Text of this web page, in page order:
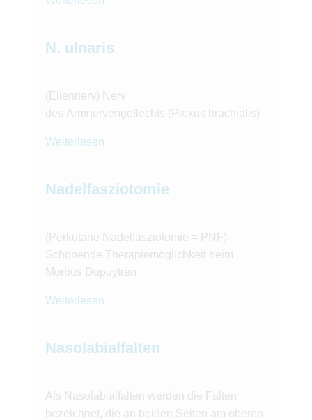
N. ulnaris
(Ellennerv) Nerv
des Armnervengeflechts (Plexus brachialis)
Weiterlesen
Nadelfasziotomie
(Perkutane Nadelfasziotomie = PNF)
Schonende Therapiemöglichkeit beim
Morbus Dupuytren
Weiterlesen
Nasolabialfalten
Als Nasolabialfalten werden die Falten
bezeichnet, die an beiden Seiten am oberen